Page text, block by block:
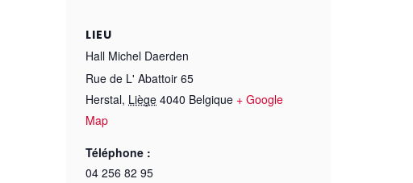
LIEU
Hall Michel Daerden
Rue de L' Abattoir 65
Herstal, Liège 4040 Belgique + Google
Map
Téléphone :
04 256 82 95